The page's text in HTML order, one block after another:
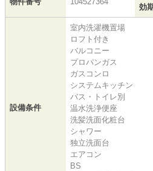
効
設備条件
室内洗濯機置場
ロフト付き
バルコニー
プロパンガス
ガスコンロ
システムキッチン
バス・トイレ別
温水洗浄便座
洗髪洗面化粧台
シャワー
独立洗面台
エアコン
BS